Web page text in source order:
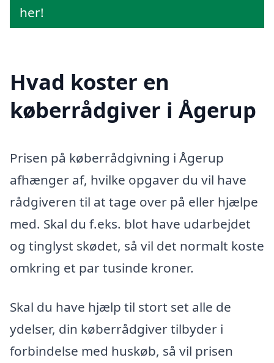
her!
Hvad koster en
køberrådgiver i Ågerup
Prisen på køberrådgivning i Ågerup
afhænger af, hvilke opgaver du vil have
rådgiveren til at tage over på eller hjælpe
med. Skal du f.eks. blot have udarbejdet
og tinglyst skødet, så vil det normalt koste
omkring et par tusinde kroner.
Skal du have hjælp til stort set alle de
ydelser, din køberrådgiver tilbyder i
forbindelse med huskøb, så vil prisen